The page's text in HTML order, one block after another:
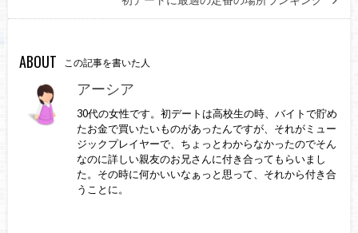
ABOUT この記事を書いた人
アーシア
30代の女性です。初デートは高校生の時、バイトで貯め
たお金で買いたいものがあったんですが、それがミュー
ジックプレイヤーで、ちょっとわからなかったのでそん
なのに詳しい親友のお兄さんに付き合ってもらいまし
た。その時に何かいいなぁっと思って、それから付き合
うことに。